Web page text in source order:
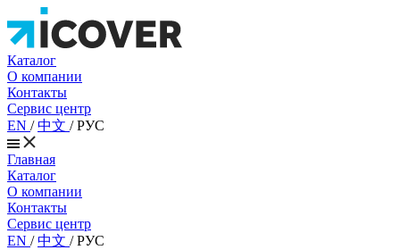
Каталог
О компании
Контакты
Сервис центр
EN /中文 /РУС
Главная
Каталог
О компании
Контакты
Сервис центр
EN /中文 /РУС